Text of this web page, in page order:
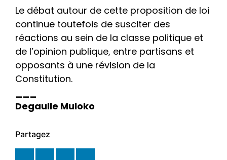
Le débat autour de cette proposition de loi
continue toutefois de susciter des
réactions au sein de la classe politique et
de l’opinion publique, entre partisans et
opposants à une révision de la
Constitution.
Degaulle Muloko
Partagez